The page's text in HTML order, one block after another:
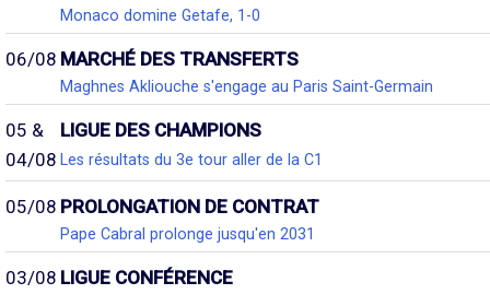
Monaco domine Getafe, 1-0
06/08 MARCHÉ DES TRANSFERTS
Maghnes Akliouche s'engage au Paris Saint-Germain
05 &
04/08
LIGUE DES CHAMPIONS
Les résultats du 3e tour aller de la C1
05/08 PROLONGATION DE CONTRAT
Pape Cabral prolonge jusqu'en 2031
03/08 LIGUE CONFÉRENCE